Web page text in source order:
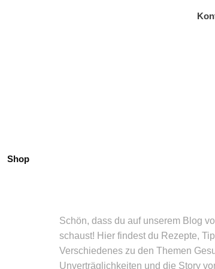
Shop
Schön, dass du auf unserem Blog
schaust! Hier findest du Rezepte,
Verschie­denes zu den Themen
Unverträg­lichkeiten und die Story